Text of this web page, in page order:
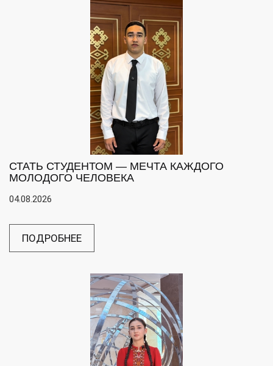
СТАТЬ СТУДЕНТОМ — МЕЧТА КАЖДОГО
МОЛОДОГО ЧЕЛОВЕКА
04.08.2026
ПОДРОБНЕЕ